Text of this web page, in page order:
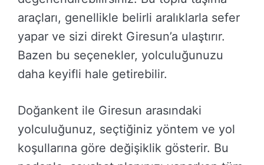
araçları, genellikle belirli aralıklarla sefer
yapar ve sizi direkt Giresun’a ulaştırır.
Bazen bu seçenekler, yolculuğunuzu
daha keyifli hale getirebilir.
Doğankent ile Giresun arasındaki
yolculuğunuz, seçtiğiniz yöntem ve yol
koşullarına göre değişiklik gösterir. Bu